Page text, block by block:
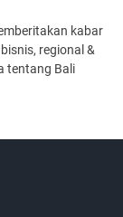
kabar
regional &
tentang Bali